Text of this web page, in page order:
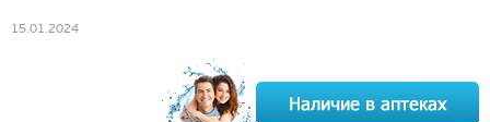
15.01.2024